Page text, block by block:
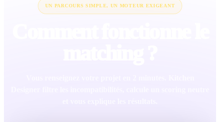
UN PARCOURS SIMPLE, UN MOTEUR EXIGEANT